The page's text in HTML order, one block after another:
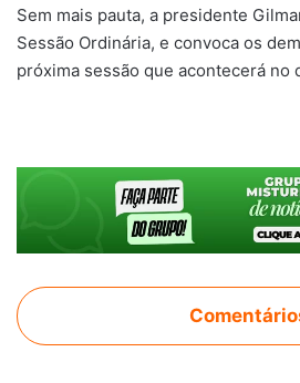
Sem mais pauta, a presidente
Sessão Ordinária, e convoca os
próxima sessão que acontecerá no